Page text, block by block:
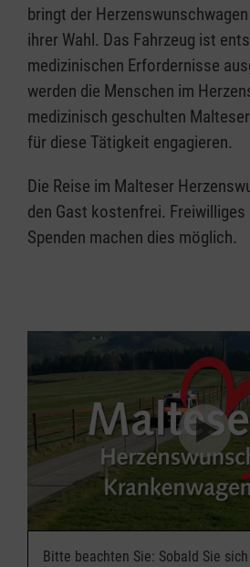
bringt der
ihrer Wahl. Das Fahrzeug ist
medizinischen Erfordernisse
werden die Menschen im
medizinisch geschulten
für diese Tätigkeit engagieren.
Die Reise im Malteser
den Gast kostenfrei. Freiwilliges
Spenden machen dies möglich.
Bitte beachten Sie: Sobald Sie